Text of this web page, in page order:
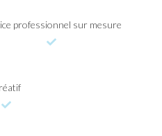
professionnel sur mesure